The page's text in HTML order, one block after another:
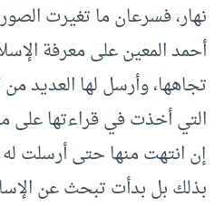
نهار، فسرعان ما تغيرت
أحمد المعين على معرفة
تجاهها، وأرسل لها العديد
التي أخذت في قراءتها على
إن انتهت منها حتى أرسلت
بذلك بل بدأت تبحث عن